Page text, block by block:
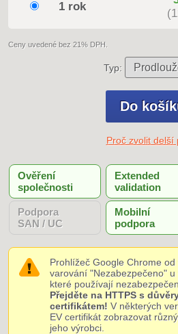
1 rok
Ceny uvedené bez 21% DPH.
Typ:
Proč zvolit delší
Ověření
společnosti
Extended
validation
Podpora
SAN / UC
Mobilní
podpora
Prohlížeč Google Chrome
varování "Nezabezpečeno" u
které používají
Přejděte na HTTPS s
certifikátem! V některých
EV certifikát zobrazovat
jeho výrobci.